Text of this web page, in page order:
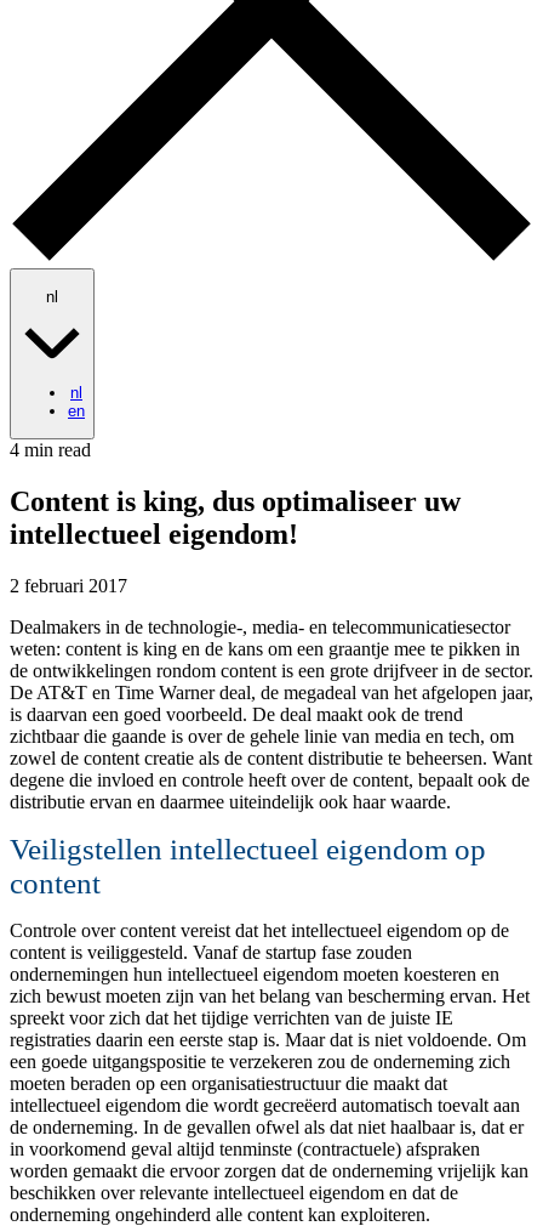
nl
nl
en
4 min read
Content is king, dus optimaliseer uw
intellectueel eigendom!
2 februari 2017
Dealmakers in de technologie-, media- en telecommunicatiesector
weten: content is king en de kans om een graantje mee te pikken in
de ontwikkelingen rondom content is een grote drijfveer in de sector.
De AT&T en Time Warner deal, de megadeal van het afgelopen jaar,
is daarvan een goed voorbeeld. De deal maakt ook de trend
zichtbaar die gaande is over de gehele linie van media en tech, om
zowel de content creatie als de content distributie te beheersen. Want
degene die invloed en controle heeft over de content, bepaalt ook de
distributie ervan en daarmee uiteindelijk ook haar waarde.
Veiligstellen intellectueel eigendom op
content
Controle over content vereist dat het intellectueel eigendom op de
content is veiliggesteld. Vanaf de startup fase zouden
ondernemingen hun intellectueel eigendom moeten koesteren en
zich bewust moeten zijn van het belang van bescherming ervan. Het
spreekt voor zich dat het tijdige verrichten van de juiste IE
registraties daarin een eerste stap is. Maar dat is niet voldoende. Om
een goede uitgangspositie te verzekeren zou de onderneming zich
moeten beraden op een organisatiestructuur die maakt dat
intellectueel eigendom die wordt gecreëerd automatisch toevalt aan
de onderneming. In de gevallen ofwel als dat niet haalbaar is, dat er
in voorkomend geval altijd tenminste (contractuele) afspraken
worden gemaakt die ervoor zorgen dat de onderneming vrijelijk kan
beschikken over relevante intellectueel eigendom en dat de
onderneming ongehinderd alle content kan exploiteren.